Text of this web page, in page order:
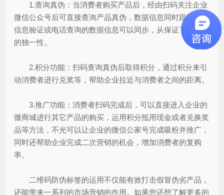
1.查询真伪：当消费者购买产品后，经由扫码关注企业
微信公众号后可直接查询产品真伪，数据信息同时跟网站、
信息验证或电话查询的数据信息可以同步，从保证了防伪码
的独一性。
2.积分功能：扫码查询真伪后取得积分，通过积分来引
动消费者进行兑奖等，帮助企业拉近与消费者之间的距离。
3.推广功能：消费者扫码完成后，可以直接进入企业的
微商城进行其它产品的购买，运用积分抵用现金或者兑换奖
品等方法，不光可以让企业的微信公家号完成吸粉并推广，
同时还帮助企业完成二次营销的机会，增加消费者的复购
率。
二维码防伪标签的运用不仅能有效打击假冒伪劣产品，
还能带来一系列的市场营销的作用。如果您还想了解更多的